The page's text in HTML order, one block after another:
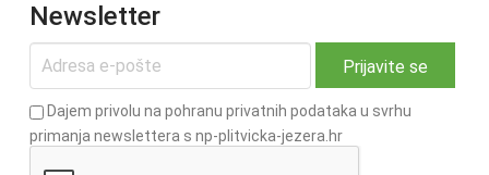
Newsletter
Dajem privolu na pohranu privatnih podataka u svrhu
primanja newslettera s np-plitvicka-jezera.hr